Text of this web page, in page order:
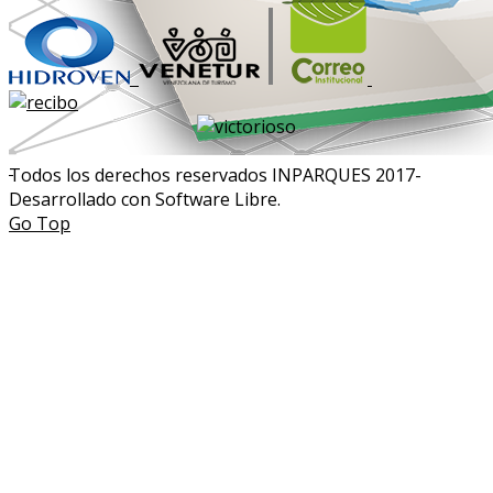
Todos los derechos reservados INPARQUES 2017-
Desarrollado con Software Libre.
Go Top